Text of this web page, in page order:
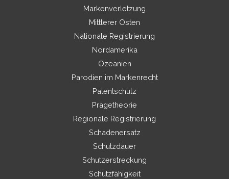
Markenverletzung
Mittlerer Osten
Nationale Registrierung
Nordamerika
Ozeanien
Parodien im Markenrecht
Patentschutz
Prägetheorie
Regionale Registrierung
Schadenersatz
Schutzdauer
Schutzerstreckung
Schutzfähigkeit